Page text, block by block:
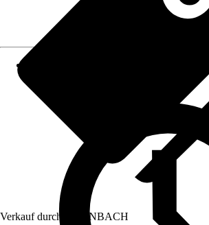
Verkauf durch: HORNBACH